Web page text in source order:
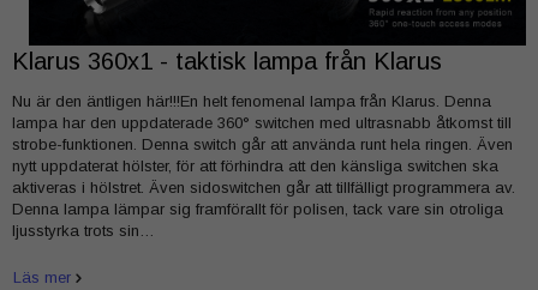
Klarus 360x1 - taktisk lampa från Klarus
Nu är den äntligen här!!!En helt fenomenal lampa från Klarus. Denna
lampa har den uppdaterade 360° switchen med ultrasnabb åtkomst till
strobe-funktionen. Denna switch går att använda runt hela ringen. Även
nytt uppdaterat hölster, för att förhindra att den känsliga switchen ska
aktiveras i hölstret. Även sidoswitchen går att tillfälligt programmera av.
Denna lampa lämpar sig framförallt för polisen, tack vare sin otroliga
ljusstyrka trots sin…
Läs mer